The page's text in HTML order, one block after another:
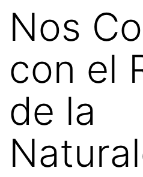
Nos
con el
de la